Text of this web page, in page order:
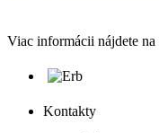
Viac informácii nájdete na
Kontakty